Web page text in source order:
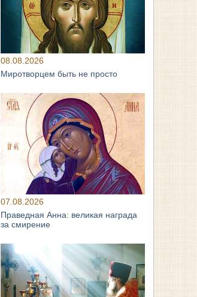
08.08.2026
Миротворцем быть не просто
07.08.2026
Праведная Анна: великая награда
за смирение